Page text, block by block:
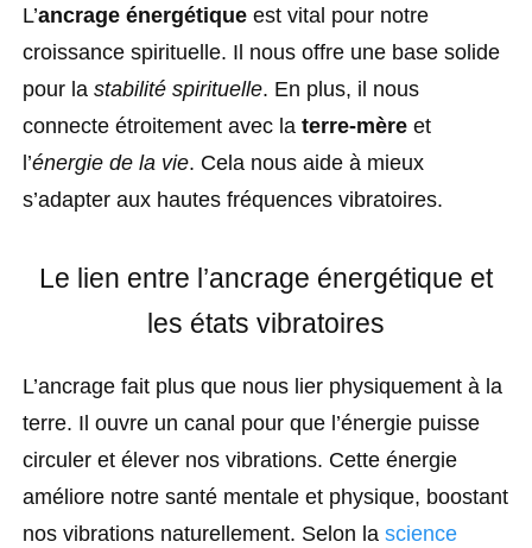
L’ancrage énergétique est vital pour notre
croissance spirituelle. Il nous offre une base solide
pour la stabilité spirituelle. En plus, il nous
connecte étroitement avec la terre-mère et
l’énergie de la vie. Cela nous aide à mieux
s’adapter aux hautes fréquences vibratoires.
Le lien entre l’ancrage énergétique et
les états vibratoires
L’ancrage fait plus que nous lier physiquement à la
terre. Il ouvre un canal pour que l’énergie puisse
circuler et élever nos vibrations. Cette énergie
améliore notre santé mentale et physique, boostant
nos vibrations naturellement. Selon la science